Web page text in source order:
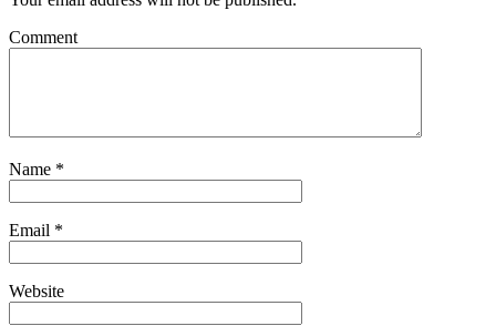
Comment
Name *
Email *
Website